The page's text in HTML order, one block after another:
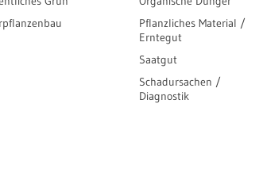
Pflanzliches Material /
Erntegut
Saatgut
Schadursachen /
Diagnostik